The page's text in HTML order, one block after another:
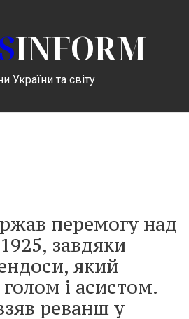
INFORM
України та світу
перемогу над
завдяки
який
і асистом.
реванш у